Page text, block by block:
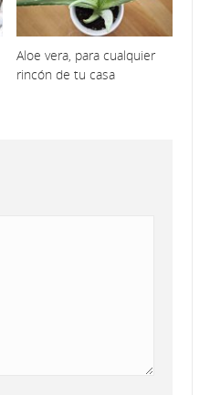
Aloe vera, para cualquier
rincón de tu casa